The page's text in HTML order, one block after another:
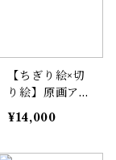
【ちぎり絵×切
り絵】原画アー
ト『mimi-zuk
u（木兎）』
¥14,000